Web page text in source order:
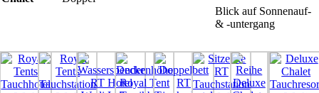
Blick auf Sonnenauf-
& -untergang